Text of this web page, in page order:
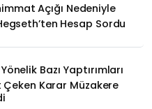
Açığı Nedeniyle
Hesap Sordu
Bazı Yaptırımları
Çeken Karar Müzakere